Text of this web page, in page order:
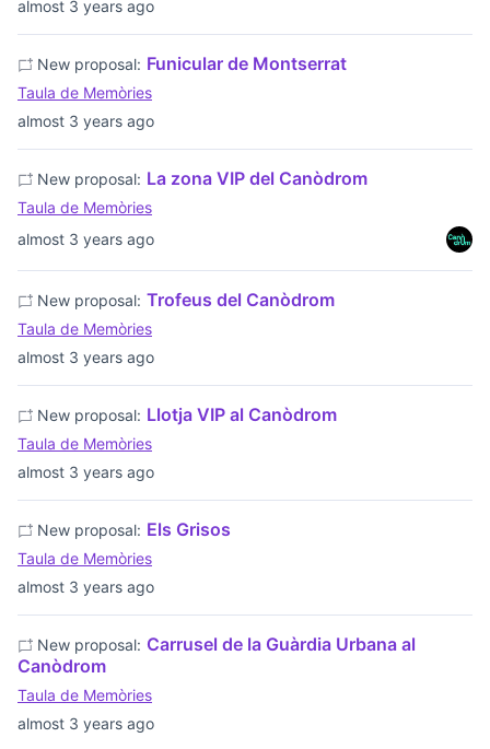
almost 3 years ago
almost 3 years ago
New proposal: Funicular de Montserrat
Taula de Memòries
almost 3 years ago
New proposal: La zona VIP del Canòdrom
Taula de Memòries
almost 3 years ago
New proposal: Trofeus del Canòdrom
Taula de Memòries
almost 3 years ago
New proposal: Llotja VIP al Canòdrom
Taula de Memòries
almost 3 years ago
New proposal: Els Grisos
Taula de Memòries
almost 3 years ago
New proposal: Carrusel de la Guàrdia Urbana al
Canòdrom
Taula de Memòries